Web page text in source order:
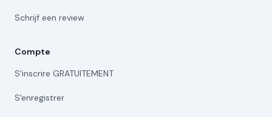
Schrijf een review
Compte
S'inscrire GRATUITEMENT
S'enregistrer